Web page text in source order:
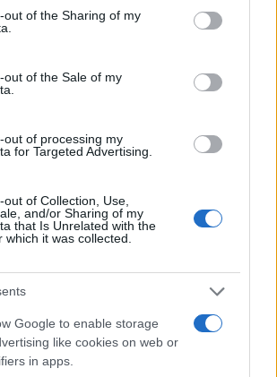
visit or usage behaviour. You may click to
to Google and its third-party tags to
below specified purposes in below Google
out of the Sharing of my
out of the Sale of my
out of processing my
for Targeted Advertising.
of Collection, Use,
and/or Sharing of my
that Is Unrelated with the
which it was collected.
Google to enable storage
like cookies on web or
in apps.
forense
de la Universidad de La
con celebración